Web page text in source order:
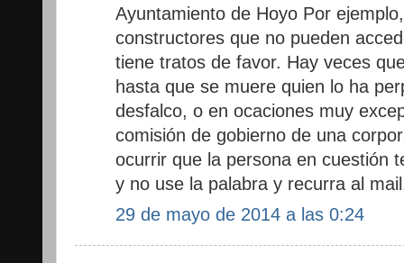
Ayuntamiento de Hoyo Por
constructores que no pueden
tiene tratos de favor. Hay veces
hasta que se muere quien lo ha
desfalco, o en ocaciones muy
comisión de gobierno de una
ocurrir que la persona en cuestión
y no use la palabra y recurra al
29 de mayo de 2014 a las 0:24